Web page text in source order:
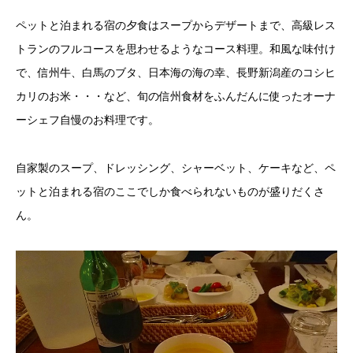
ペットと泊まれる宿の夕食はスープからデザートまで、高級レス
トランのフルコースを思わせるようなコース料理。和風な味付け
で、信州牛、白馬のブタ、日本海の海の幸、長野新潟産のコシヒ
カリのお米・・・など、旬の信州食材をふんだんに使ったオーナ
ーシェフ自慢のお料理です。
自家製のスープ、ドレッシング、シャーベット、ケーキなど、ペ
ットと泊まれる宿のここでしか食べられないものが盛りだくさ
ん。